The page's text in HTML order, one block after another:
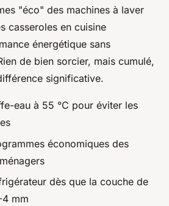
"éco" des machines à laver
casseroles en cuisine
énergétique sans
de bien sorcier, mais cumulé,
significative.
eau à 55 °C pour éviter les
économiques des
dès que la couche de
mm